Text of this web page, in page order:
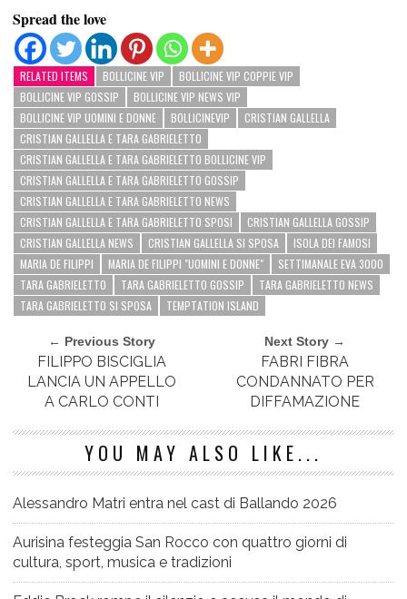
Spread the love
RELATED ITEMS BOLLICINE VIP
BOLLICINE VIP COPPIE VIP
BOLLICINE VIP GOSSIP
BOLLICINE VIP NEWS VIP
BOLLICINE VIP UOMINI E DONNE
BOLLICINEVIP
CRISTIAN GALLELLA
CRISTIAN GALLELLA E TARA GABRIELETTO
CRISTIAN GALLELLA E TARA GABRIELETTO BOLLICINE VIP
CRISTIAN GALLELLA E TARA GABRIELETTO GOSSIP
CRISTIAN GALLELLA E TARA GABRIELETTO NEWS
CRISTIAN GALLELLA E TARA GABRIELETTO SPOSI
CRISTIAN GALLELLA GOSSIP
CRISTIAN GALLELLA NEWS
CRISTIAN GALLELLA SI SPOSA
ISOLA DEI FAMOSI
MARIA DE FILIPPI
MARIA DE FILIPPI "UOMINI E DONNE"
SETTIMANALE EVA 3000
TARA GABRIELETTO
TARA GABRIELETTO GOSSIP
TARA GABRIELETTO NEWS
TARA GABRIELETTO SI SPOSA
TEMPTATION ISLAND
← Previous Story
FILIPPO BISCIGLIA
LANCIA UN APPELLO
A CARLO CONTI
Next Story →
FABRI FIBRA
CONDANNATO PER
DIFFAMAZIONE
YOU MAY ALSO LIKE...
Alessandro Matri entra nel cast di Ballando 2026
Aurisina festeggia San Rocco con quattro giorni di
cultura, sport, musica e tradizioni